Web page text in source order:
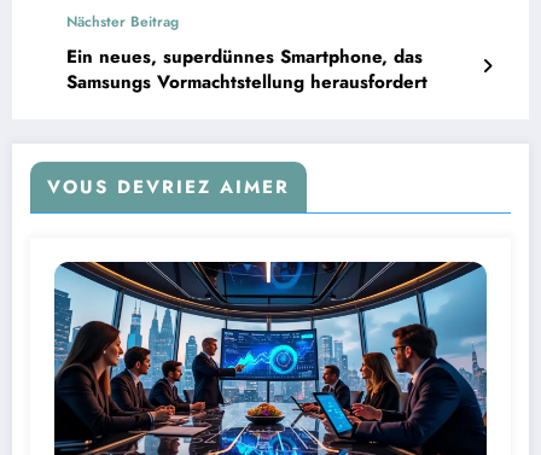
Nächster Beitrag
Ein neues, superdünnes Smartphone, das
Samsungs Vormachtstellung herausfordert
VOUS DEVRIEZ AIMER